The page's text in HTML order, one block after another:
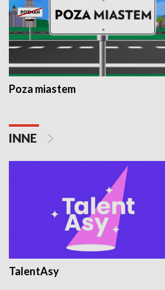
Poza miastem
INNE
TalentAsy